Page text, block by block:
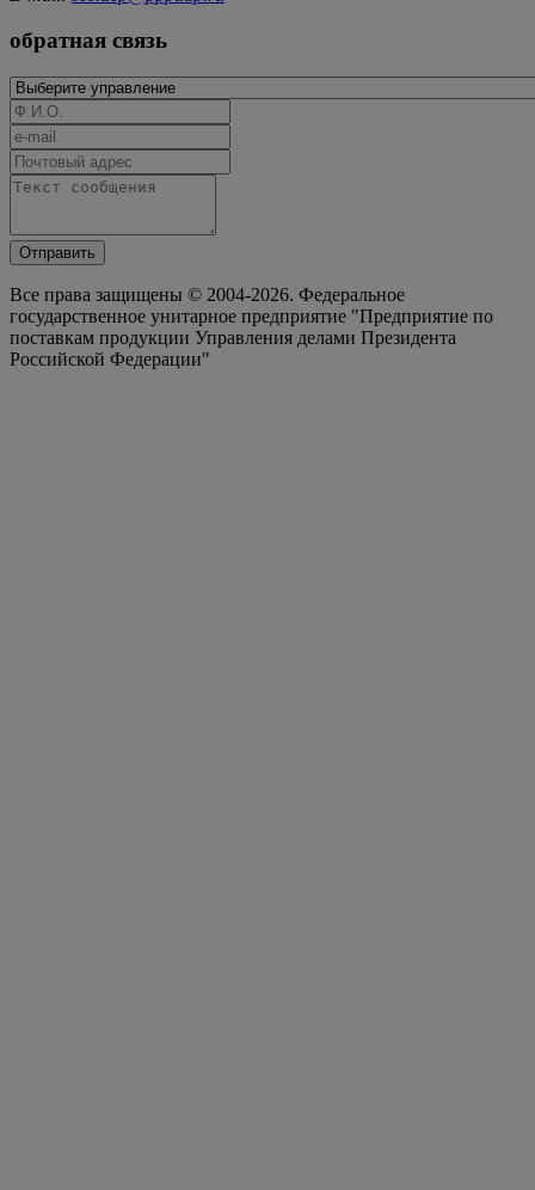
обратная связь
Отправить
Все права защищены © 2004-2026. Федеральное
государственное унитарное предприятие "Предприятие по
поставкам продукции Управления делами Президента
Российской Федерации"